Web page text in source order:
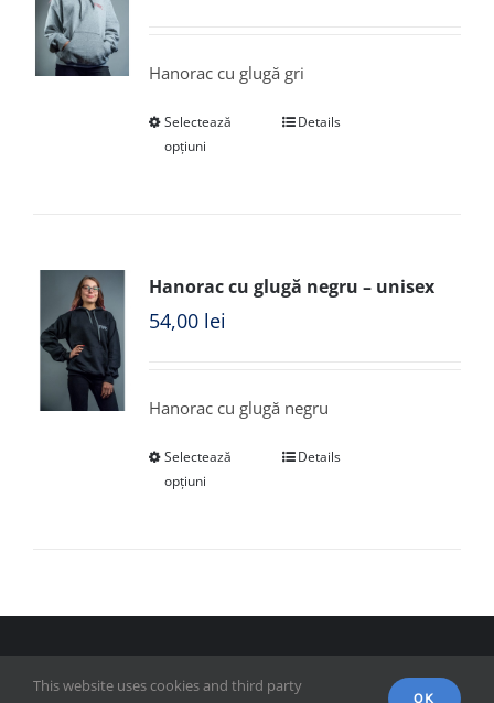
Hanorac cu glugă gri
Selectează
opțiuni
Details
Hanorac cu glugă negru – unisex
54,00 lei
Hanorac cu glugă negru
Selectează
opțiuni
Details
Administrative și ale Comunicării
This website uses cookies and third party
OK